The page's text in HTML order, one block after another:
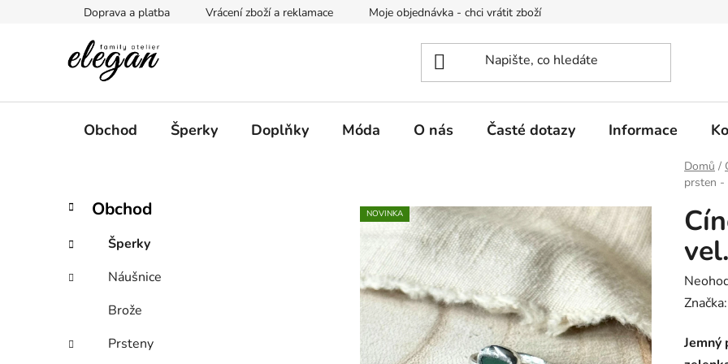
Doprava a platba Vrácení zboží a reklamace Moje objednávka - chci vrátit zboží
Obchod Šperky Doplňky Móda O nás Časté dotazy Informace
Domů /
prsten -
P
s
r
n
Přeskočit
kategorie
K
a
e
g
o
e
Obchod
Šperky
Náušnice
Brože
Prsteny
je
Jemný
NOVINKA